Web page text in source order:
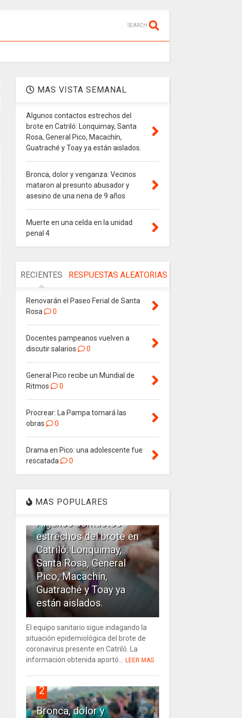
SEARCH
MAS VISTA SEMANAL
Algunos contactos estrechos del
brote en Catriló: Lonquimay, Santa
Rosa, General Pico, Macachín,
Guatraché y Toay ya están aislados.
Bronca, dolor y venganza: Vecinos
mataron al presunto abusador y
asesino de una nena de 9 años
Muerte en una celda en la unidad
penal 4
RECIENTES RESPUESTAS ALEATORIAS
Renovarán el Paseo Ferial de Santa
Rosa
0
Docentes pampeanos vuelven a
discutir salarios
0
General Pico recibe un Mundial de
Ritmos
0
Procrear: La Pampa tomará las
obras
0
Drama en Pico: una adolescente fue
rescatada
0
MAS POPULARES
1
Algunos contactos
estrechos del brote en
Catriló: Lonquimay,
Santa Rosa, General
Pico, Macachín,
Guatraché y Toay ya
están aislados.
El equipo sanitario sigue indagando la
situación epidemiológica del brote de
coronavirus presente en Catriló. La
información obtenida aportó... LEER MAS
2
Bronca, dolor y